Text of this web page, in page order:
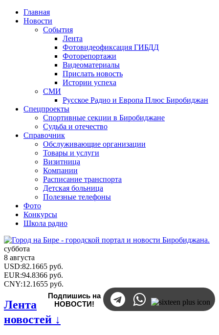
Главная
Новости
События
Лента
Фотовидеофиксация ГИБДД
Фоторепортажи
Видеоматериалы
Прислать новость
Истории успеха
СМИ
Русское Радио и Европа Плюс Биробиджан
Спецпроекты
Спортивные секции в Биробиджане
Судьба и отечество
Справочник
Обслуживающие организации
Товары и услуги
Визитница
Компании
Расписание транспорта
Детская больница
Полезные телефоны
Фото
Конкурсы
Школа радио
суббота
8 августа
USD:82.1665 руб.
EUR:94.8366 руб.
CNY:12.1655 руб.
Подпишись на
НОВОСТИ!
Лента
новостей ↓